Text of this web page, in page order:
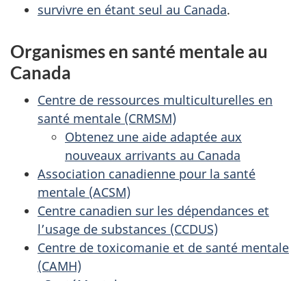
survivre en étant seul au Canada.
Organismes en santé mentale au
Canada
Centre de ressources multiculturelles en
santé mentale (CRMSM)
Obtenez une aide adaptée aux
nouveaux arrivants au Canada
Association canadienne pour la santé
mentale (ACSM)
Centre canadien sur les dépendances et
l’usage de substances (CCDUS)
Centre de toxicomanie et de santé mentale
(CAMH)